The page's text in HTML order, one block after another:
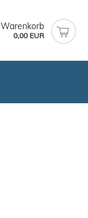
Warenkorb
0,00 EUR